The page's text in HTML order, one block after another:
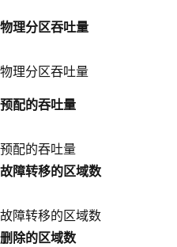
物理分区吞吐量
物理分区吞吐量
预配的吞吐量
预配的吞吐量
故障转移的区域数
故障转移的区域数
删除的区域数